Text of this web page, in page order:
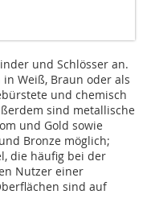
und Schlösser an.
Weiß, Braun oder als
und chemisch
sind metallische
und Gold sowie
Bronze möglich;
die häufig bei der
Nutzer einer
sind auf